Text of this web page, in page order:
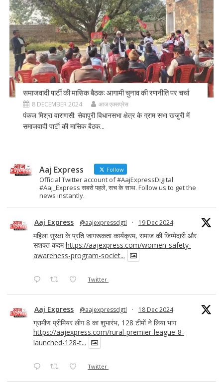
समाजवादी पार्टी की मासिक बैठक: आगामी चुनाव की रणनीति पर चर्चा
8 DECEMBER 2024 आज एक्सप्रेस
पंकज मिश्रा वाराणसी: सेवापुरी विधानसभा क्षेत्र के ग्राम सभा खजुरी में
समाजवादी पार्टी की मासिक बैठक...
Aaj Express Follow
Official Twitter account of #AajExpressDigital
#Aaj_Express सबसे पहले, सच के साथ. Follow us to get the
news instantly.
Aaj Express @aajexpressdgtl · 19 Dec 2024
महिला सुरक्षा के प्रति जागरूकता कार्यक्रम, समाज की जिम्मेदारी और
सशक्त कदमhttps://aajexpress.com/women-safety-
awareness-program-societ...
Twitter
Aaj Express @aajexpressdgtl · 18 Dec 2024
ग्रामीण प्रीमियर लीग 8 का शुभारंभ, 128 टीमों ने लिया भाग
https://aajexpress.com/rural-premier-league-8-
launched-128-t...
Twitter